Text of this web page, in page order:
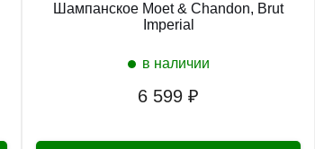
6 599 ₽
Шампанское Moet & Chandon, Brut
Imperial
в наличии